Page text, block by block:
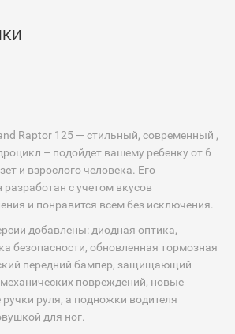
Raptor 125 — cтильный, современный ,
– подойдет вашему ребенку от 6
и взрослого человека. Его
с учетом вкусов
и понравится всем без исключения.
добавлены: диодная оптика,
безопасности, обновленная тормозная
передний бампер, защищающий
повреждений, новые
руля, а подножки водителя
для ног.